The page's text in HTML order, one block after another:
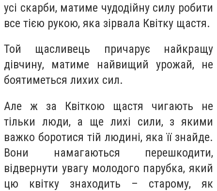
усі скарби, матиме чудодійну силу робити
все тією рукою, яка зірвала Квітку щастя.
Той щасливець причарує найкращу
дівчину, матиме найвищий урожай, не
боятиметься лихих сил.
Але ж за Квіткою щастя чигають не
тільки люди, а ще лихі сили, з якими
важко боротися тій людині, яка її знайде.
Вони намагаються перешкодити,
відвернути увагу молодого парубка, який
цю квітку знаходить – старому, як